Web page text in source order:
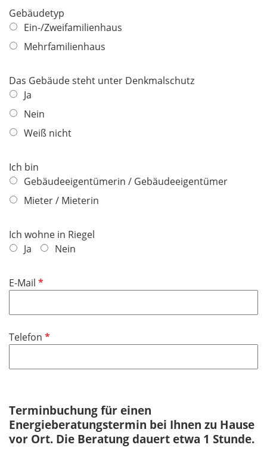
Gebäudetyp
Ein-/Zweifamilienhaus
Mehrfamilienhaus
Das Gebäude steht unter Denkmalschutz
Ja
Nein
Weiß nicht
Ich bin
Gebäudeeigentümerin / Gebäudeeigentümer
Mieter / Mieterin
Ich wohne in Riegel
Ja
Nein
E-Mail P
c
t
l
d
Telefon P
h
t
f
Terminbuchung für einen
Energieberatungstermin bei Ihnen zu Hause
vor Ort. Die Beratung dauert etwa 1 Stunde.